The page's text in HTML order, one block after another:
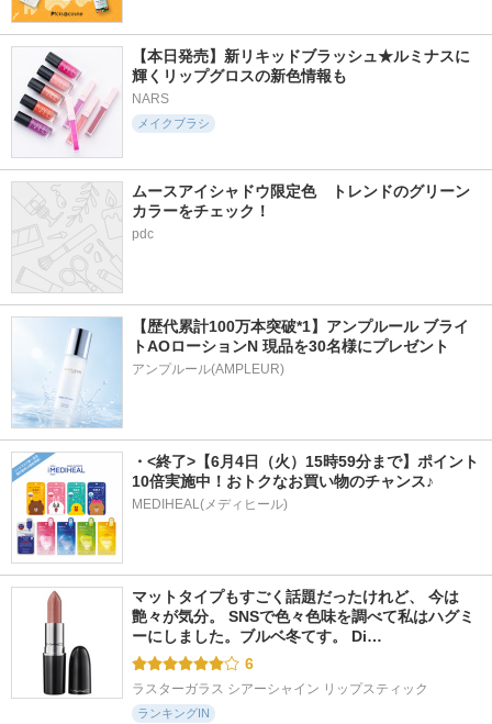
【本日発売】新リキッドブラッシュ★ルミナスに
輝くリップグロスの新色情報も
NARS
メイクブラシ
ムースアイシャドウ限定色　トレンドのグリーン
カラーをチェック！
pdc
【歴代累計100万本突破*1】アンプルール ブライ
トAOローションN 現品を30名様にプレゼント
アンプルール(AMPLEUR)
・<終了>【6月4日（火）15時59分まで】ポイント
10倍実施中！おトクなお買い物のチャンス♪
MEDIHEAL(メディヒール)
マットタイプもすごく話題だったけれど、 今は
艶々が気分。 SNSで色々色味を調べて私はハグミ
ーにしました。ブルベ冬てす。 Di…
6
ラスターガラス シアーシャイン リップスティック
ランキングIN